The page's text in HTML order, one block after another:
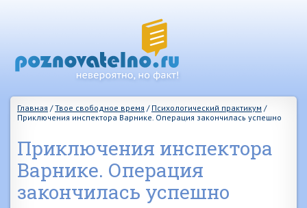
Главная /Твое свободное время / Психологический практикум /
Приключения инспектора Варнике. Операция закончилась успешно
Приключения инспектора
Варнике. Операция
закончилась успешно